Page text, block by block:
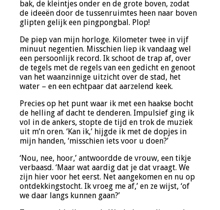
bak, de kleintjes onder en de grote boven, zodat
de ideeën door de tussenruimtes heen naar boven
glipten gelijk een pingpongbal. Plop!
De piep van mijn horloge. Kilometer twee in vijf
minuut negentien. Misschien liep ik vandaag wel
een persoonlijk record. Ik schoot de trap af, over
de tegels met de regels van een gedicht en genoot
van het waanzinnige uitzicht over de stad, het
water – en een echtpaar dat aarzelend keek.
Precies op het punt waar ik met een haakse bocht
de helling af dacht te denderen. Impulsief ging ik
vol in de ankers, stopte de tijd en trok de muziek
uit m’n oren. ‘Kan ik,’ hijgde ik met de dopjes in
mijn handen, ‘misschien iets voor u doen?’
‘Nou, nee, hoor,’ antwoordde de vrouw, een tikje
verbaasd. ‘Maar wat aardig dat je dat vraagt. We
zijn hier voor het eerst. Net aangekomen en nu op
ontdekkingstocht. Ik vroeg me af,’ en ze wijst, ‘of
we daar langs kunnen gaan?’